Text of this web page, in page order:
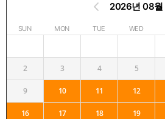
2026년 08월
SUN MON TUE WED
2 3 4 5
9 10 11 12
16 17 18 19